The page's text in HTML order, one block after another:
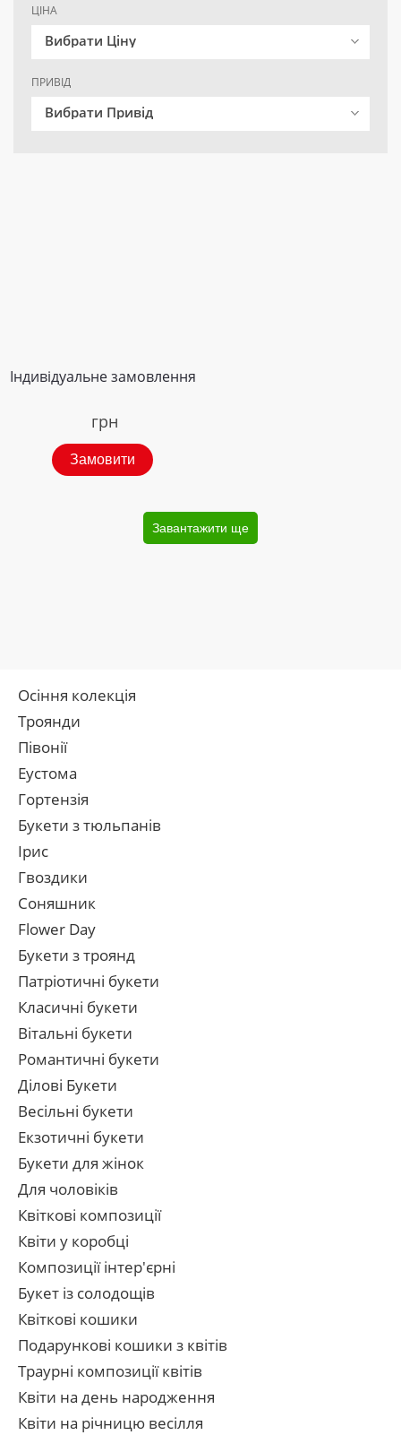
ЦІНА
Вибрати Ціну
ПРИВІД
Вибрати Привід
Індивідуальне замовлення
грн
Замовити
Завантажити ще
Осіння колекція
Троянди
Півонії
Еустома
Гортензія
Букети з тюльпанів
Ірис
Гвоздики
Соняшник
Flower Day
Букети з троянд
Патріотичні букети
Класичні букети
Вітальні букети
Романтичні букети
Ділові Букети
Весільні букети
Екзотичні букети
Букети для жінок
Для чоловіків
Квіткові композиції
Квіти у коробці
Композиції інтер'єрні
Букет із солодощів
Квіткові кошики
Подарункові кошики з квітів
Траурні композиції квітів
Квіти на день народження
Квіти на річницю весілля